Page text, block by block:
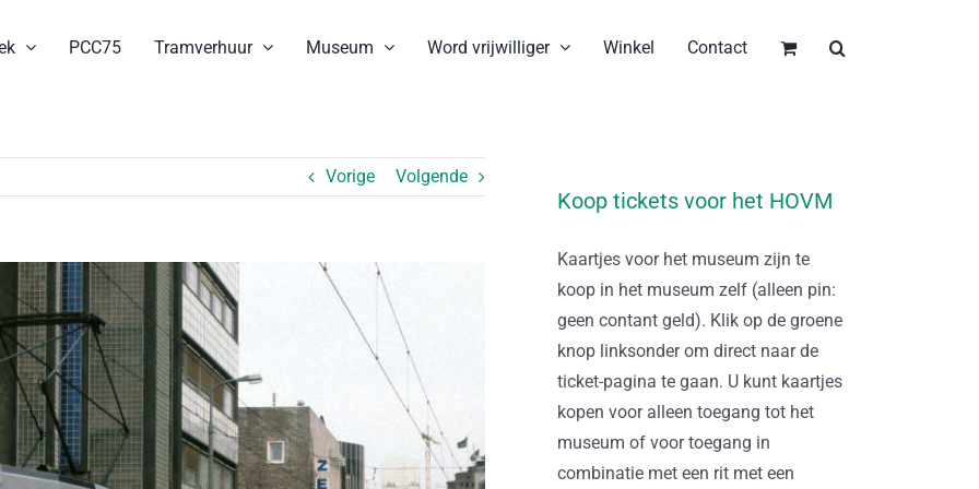
PCC75 Tramverhuur Museum Word vrijwilliger Winkel Contact
Vorige Volgende
Koop tickets voor het HOVM
Kaartjes voor het museum zijn te
koop in het museum zelf (alleen pin:
geen contant geld). Klik op de groene
knop linksonder om direct naar de
ticket-pagina te gaan. U kunt kaartjes
kopen voor alleen toegang tot het
museum of voor toegang in
combinatie met een rit met een